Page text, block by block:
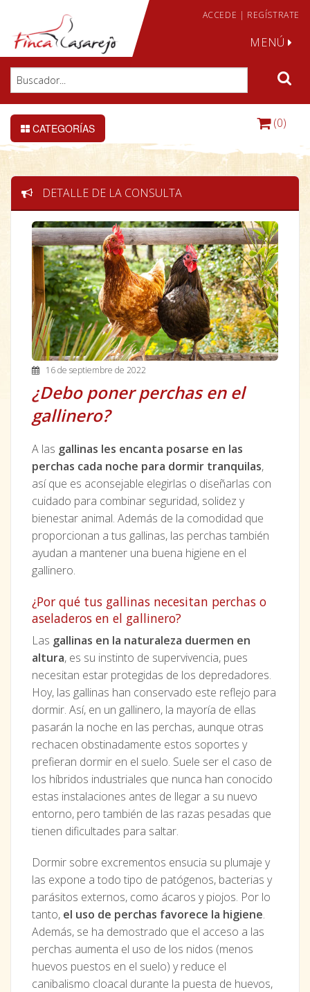
ACCEDE | REGÍSTRATE
MENÚ
CATEGORÍAS (0)
DETALLE DE LA CONSULTA
16 de septiembre de 2022
¿Debo poner perchas en el
gallinero?
A las gallinas les encanta posarse en las
perchas cada noche para dormir tranquilas,
así que es aconsejable elegirlas o diseñarlas con
cuidado para combinar seguridad, solidez y
bienestar animal. Además de la comodidad que
proporcionan a tus gallinas, las perchas también
ayudan a mantener una buena higiene en el
gallinero.
¿Por qué tus gallinas necesitan perchas o
aseladeros en el gallinero?
Las gallinas en la naturaleza duermen en
altura, es su instinto de supervivencia, pues
necesitan estar protegidas de los depredadores.
Hoy, las gallinas han conservado este reflejo para
dormir. Así, en un gallinero, la mayoría de ellas
pasarán la noche en las perchas, aunque otras
rechacen obstinadamente estos soportes y
prefieran dormir en el suelo. Suele ser el caso de
los híbridos industriales que nunca han conocido
estas instalaciones antes de llegar a su nuevo
entorno, pero también de las razas pesadas que
tienen dificultades para saltar.
Dormir sobre excrementos ensucia su plumaje y
las expone a todo tipo de patógenos, bacterias y
parásitos externos, como ácaros y piojos. Por lo
tanto, el uso de perchas favorece la higiene.
Además, se ha demostrado que el acceso a las
perchas aumenta el uso de los nidos (menos
huevos puestos en el suelo) y reduce el
canibalismo cloacal durante la puesta de huevos,